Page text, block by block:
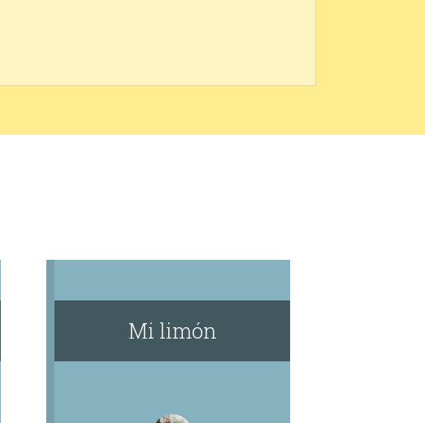
Mi limón